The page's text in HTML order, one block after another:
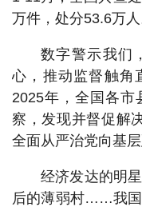
万件，处分53.6万人
数字警示我们
心，推动监督触角
2025年，全国各市
察，发现并督促解
全面从严治党向基
经济发达的明
后的薄弱村……我国